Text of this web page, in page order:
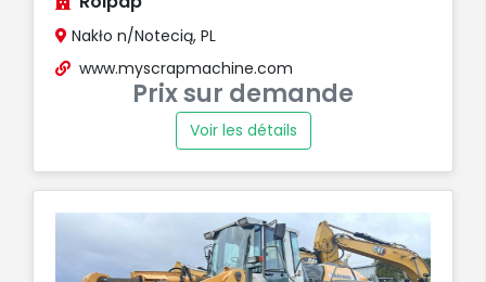
Nakło n/Notecią, PL
www.myscrapmachine.com
Prix sur demande
Voir les détails